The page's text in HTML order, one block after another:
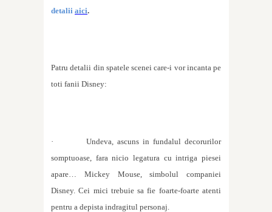
detalii aici.
Patru detalii din spatele scenei care-i vor incanta pe
toti fanii Disney:
·
Undeva, ascuns in fundalul decorurilor
somptuoase, fara nicio legatura cu intriga piesei
apare… Mickey Mouse, simbolul companiei
Disney. Cei mici trebuie sa fie foarte-foarte atenti
pentru a depista indragitul personaj.